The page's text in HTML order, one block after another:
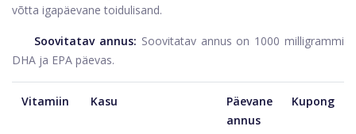
võtta igapäevane toidulisand.
Soovitatav annus: Soovitatav annus on 1000 milligrammi
DHA ja EPA päevas.
Vitamiin Kasu
Päevane
annus
Kupong